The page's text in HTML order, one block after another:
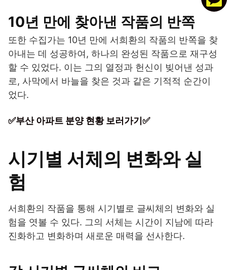
10년 만에 찾아낸 작품의 반쪽
또한 수집가는 10년 만에 서희환의 작품의 반쪽을 찾
아내는 데 성공하여, 하나의 완성된 작품으로 재구성
할 수 있었다. 이는 그의 열정과 헌신이 빚어낸 성과
로, 사막에서 바늘을 찾은 것과 같은 기적적 순간이
었다.
✅부산 아파트 분양 현황 보러가기✅
시기별 서체의 변화와 실
험
서희환의 작품을 통해 시기별로 글씨체의 변화와 실
험을 엿볼 수 있다. 그의 서체는 시간이 지남에 따라
진화하고 변화하며 새로운 매력을 선사한다.